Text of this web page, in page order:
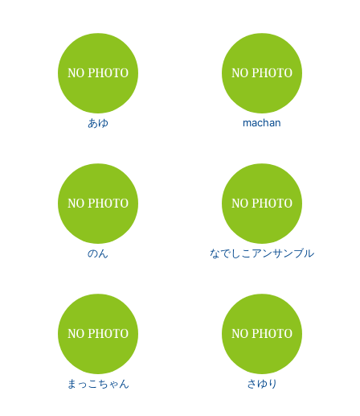
あゆ machan
のん なでしこアンサンブル
まっこちゃん さゆり